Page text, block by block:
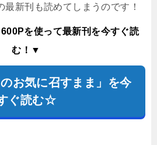
最新刊も読めてしまうのです！
を使って最新刊を今すぐ読
む！▼
お気に召すまま」を今
ぐ読む☆